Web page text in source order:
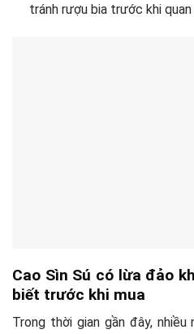
tránh rượu bia trước khi quan
Cao Sìn Sú có lừa đảo
biết trước khi mua
Trong thời gian gần đây,